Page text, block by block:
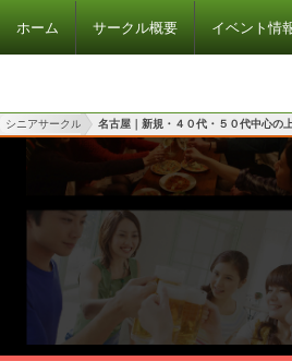
ホーム サークル概要 イベント情
シニアサークル 名古屋｜新規・４０代・５０代中心の